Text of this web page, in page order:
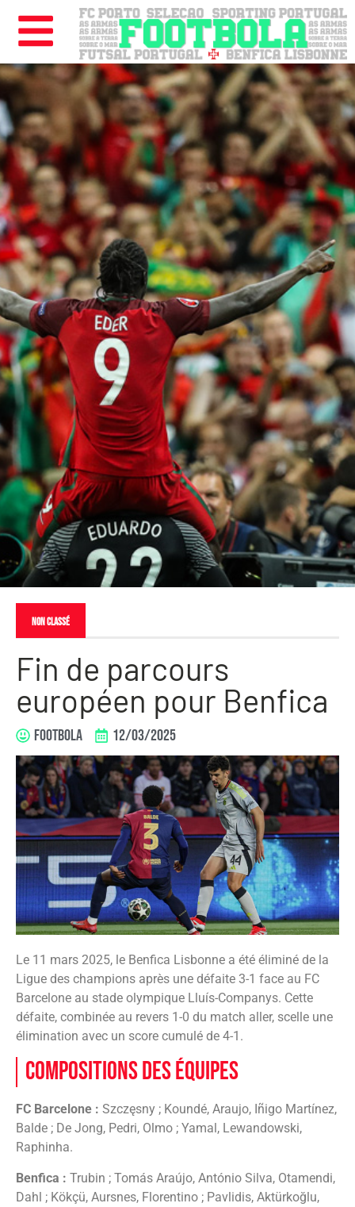
Non classé
Fin de parcours
européen pour Benfica
FOOTBOLA 12/03/2025
​Le 11 mars 2025, le Benfica Lisbonne a été éliminé de la
Ligue des champions après une défaite 3-1 face au FC
Barcelone au stade olympique Lluís-Companys. Cette
défaite, combinée au revers 1-0 du match aller, scelle une
élimination avec un score cumulé de 4-1.
Compositions des équipes
FC Barcelone : Szczęsny ; Koundé, Araujo, Iñigo Martínez,
Balde ; De Jong, Pedri, Olmo ; Yamal, Lewandowski,
Raphinha.
Benfica : Trubin ; Tomás Araújo, António Silva, Otamendi,
Dahl ; Kökçü, Aursnes, Florentino ; Pavlidis, Aktürkoğlu,